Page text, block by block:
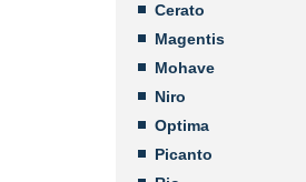
Cerato
Magentis
Mohave
Niro
Optima
Picanto